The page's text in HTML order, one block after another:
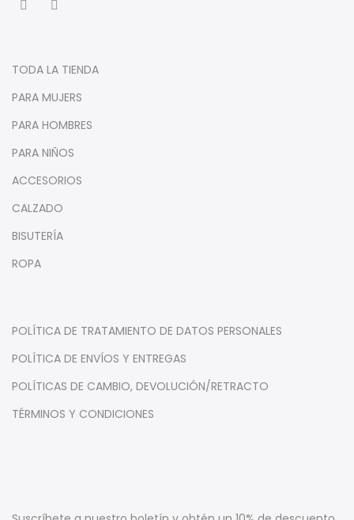
TODA LA TIENDA
PARA MUJERS
PARA HOMBRES
PARA NIÑOS
ACCESORIOS
CALZADO
BISUTERÍA
ROPA
POLÍTICA DE TRATAMIENTO DE DATOS PERSONALES
POLÍTICA DE ENVÍOS Y ENTREGAS
POLÍTICAS DE CAMBIO, DEVOLUCIÓN/RETRACTO
TÉRMINOS Y CONDICIONES